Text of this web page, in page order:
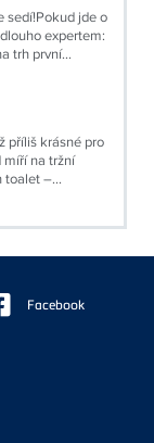
sedí!Pokud jde o
expertem:
trh první...
příliš krásné pro
míří na tržní
toalet –...
Facebook